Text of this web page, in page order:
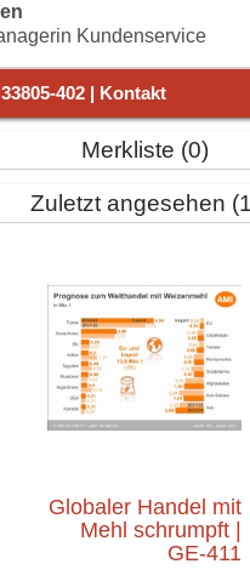
Kundenservice
402 | Kontakt
Merkliste 0
Zuletzt angesehen 1
Globaler Handel mit
Mehl schrumpft |
GE-411